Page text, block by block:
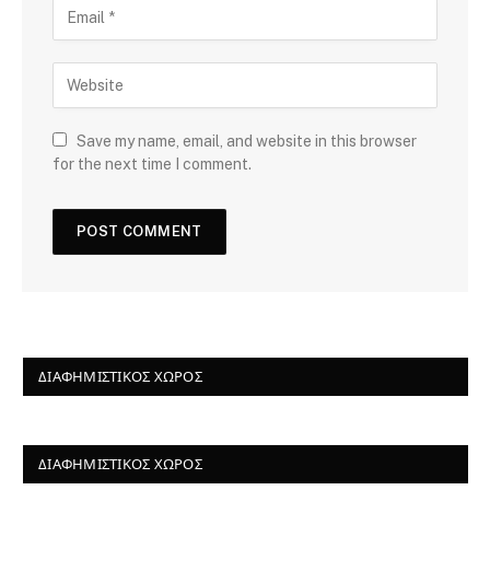
Save my name, email, and website in this browser
for the next time I comment.
ΔΙΑΦΗΜΙΣΤΙΚΌΣ ΧΏΡΟΣ
ΔΙΑΦΗΜΙΣΤΙΚΌΣ ΧΏΡΟΣ